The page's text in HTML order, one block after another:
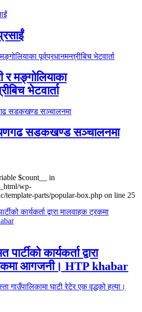
र मङ्गोलियाका
भेटवार्ता
सडकखण्ड सञ्चालनमा
$count__ in
wp-
template-parts/popular-box.php on line 25
कार्यकर्ता द्वारा
आगजनी। HTP khabar